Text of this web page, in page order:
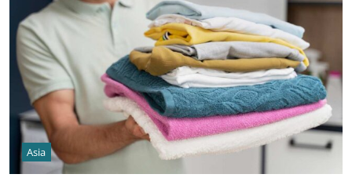
Asia